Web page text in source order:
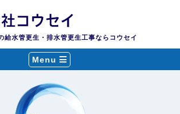
給水管更生・排水管更生工事ならコウセイ
Menu